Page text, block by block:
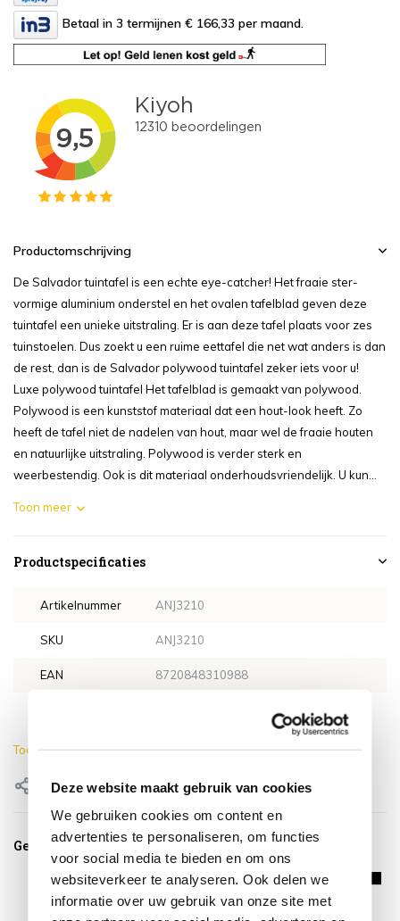
Deze website maakt gebruik van cookies
We gebruiken cookies om content en
advertenties te personaliseren, om functies
voor social media te bieden en om ons
websiteverkeer te analyseren. Ook delen we
informatie over uw gebruik van onze site met
Betaal in 3 termijnen € 166,33 per maand.
Productomschrijving
De Salvador tuintafel is een echte eye-catcher! Het fraaie ster-
vormige aluminium onderstel en het ovalen tafelblad geven deze
tuintafel een unieke uitstraling. Er is aan deze tafel plaats voor zes
tuinstoelen. Dus zoekt u een ruime eettafel die net wat anders is dan
de rest, dan is de Salvador polywood tuintafel zeker iets voor u!
Luxe polywood tuintafel Het tafelblad is gemaakt van polywood.
Polywood is een kunststof materiaal dat een hout-look heeft. Zo
heeft de tafel niet de nadelen van hout, maar wel de fraaie houten
en natuurlijke uitstraling. Polywood is verder sterk en
weerbestendig. Ook is dit materiaal onderhoudsvriendelijk. U kun...
Toon meer
Productspecificaties
Artikelnummer ANJ3210
SKU ANJ3210
EAN 8720848310988
Toon meer
Delen
Gerelateerde producten